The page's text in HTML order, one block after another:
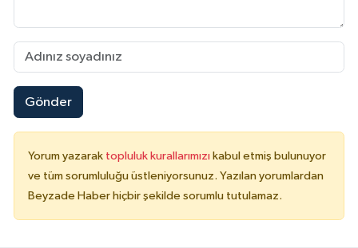
Gönder
Yorum yazarak topluluk kurallarımızı kabul etmiş bulunuyor
ve tüm sorumluluğu üstleniyorsunuz. Yazılan yorumlardan
Beyzade Haber hiçbir şekilde sorumlu tutulamaz.